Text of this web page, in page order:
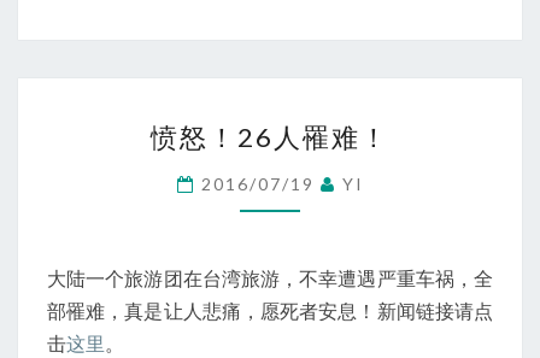
怒！
26
人
难！
愤怒！26人罹难！
2016/07/19 YI
大陆一个旅游团在台湾旅游，不幸遭遇严重车祸，全
部罹难，真是让人悲痛，愿死者安息！新闻链接请点
击这里。